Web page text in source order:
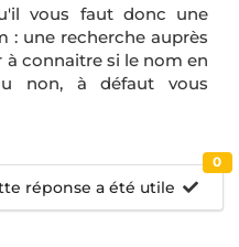
vous faut donc une
: une recherche auprès
connaitre si le nom en
non, à défaut vous
réponse a été utile
0